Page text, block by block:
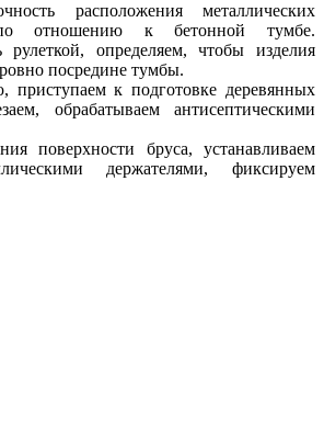
расположения металлических
отношению к бетонной тумбе.
определяем, чтобы изделия
посредине тумбы.
приступаем к подготовке деревянных
обрабатываем антисептическими
поверхности бруса, устанавливаем
держателями, фиксируем